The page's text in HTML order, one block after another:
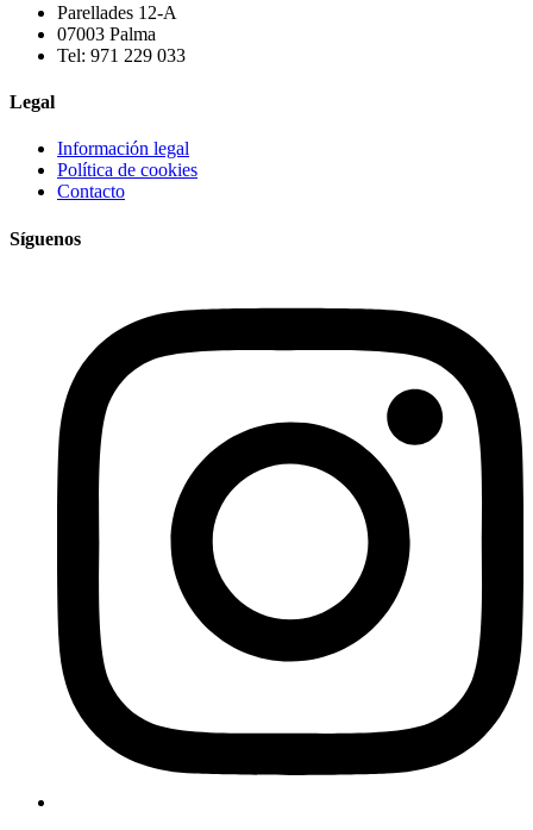
Parellades 12-A
07003 Palma
Tel: 971 229 033
Legal
Información legal
Política de cookies
Contacto
Síguenos